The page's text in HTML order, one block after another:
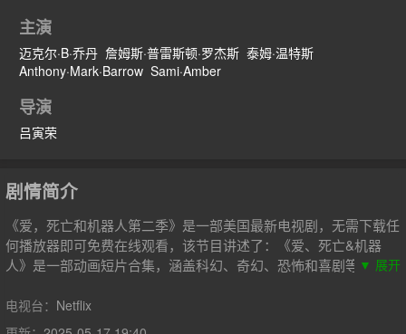
主演
迈克尔·B·乔丹 詹姆斯·普雷斯顿·罗杰斯 泰姆·温特斯
Anthony·Mark·Barrow Sami·Amber
导演
吕寅荣
剧情简介
《爱，死亡和机器人第二季》是一部美国最新电视剧，无需下载任
何播放器即可免费在线观看，该节目讲述了：《爱、死亡&机器
人》是一部动画短片合集，涵盖科幻、奇幻、恐怖和喜剧等题材。
季加入《功夫熊猫2》、《功夫熊猫3》导演珍妮佛尼尔森
（JenniferYuhNelson）担任导演监督角色，部份故事延续第一季
▼ 展开
电视台： Netflix